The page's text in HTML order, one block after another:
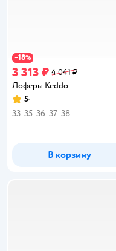
−18%
3 313 ₽ 4 041 ₽
Лоферы Keddo
Рейтинг:
5
33 35 36 37 38
В корзину